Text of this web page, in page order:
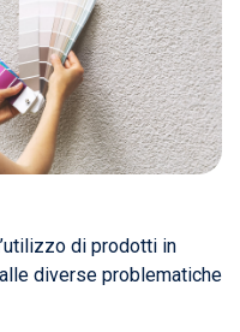
di prodotti in
diverse problematiche